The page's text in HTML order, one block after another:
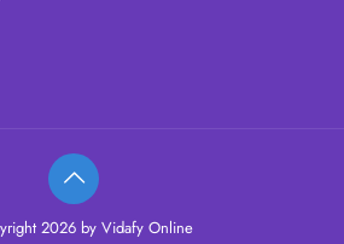
2026 by Vidafy Online